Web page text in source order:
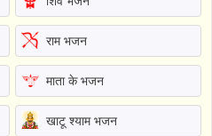
राम भजन
माता के भजन
खाटू श्याम भजन